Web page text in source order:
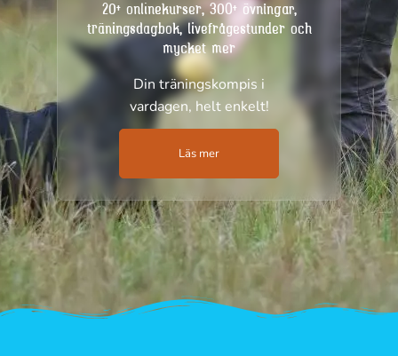
20+ onlinekurser, 300+ övningar,
träningsdagbok, livefrågestunder och
mycket mer
Din träningskompis i
vardagen, helt enkelt!
Läs mer